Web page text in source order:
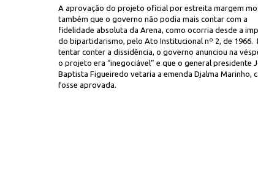
A aprovação do projeto oficial por estreita margem
também que o governo não podia mais contar com a
fidelidade absoluta da Arena, como ocorria desde a
do bipartidarismo, pelo Ato Institucional nº 2, de 1966.
tentar conter a dissidência, o governo anunciou na
o projeto era “inegociável” e que o general presidente
Baptista Figueiredo vetaria a emenda Djalma Marinho,
fosse aprovada.